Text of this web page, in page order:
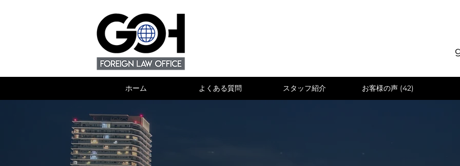
ホーム よくある質問 スタッフ紹介 お客様の声 (42)